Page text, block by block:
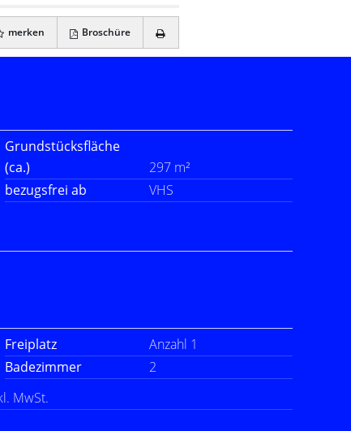
merken Broschüre
Grundstücksfläche
(ca.)
297 m²
bezugsfrei ab VHS
Freiplatz
Anzahl 1
Badezimmer
2
MwSt.